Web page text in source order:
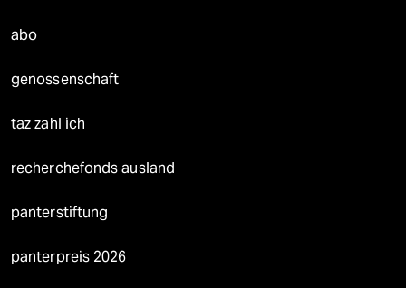
abo
genossenschaft
taz zahl ich
recherchefonds ausland
panterstiftung
panterpreis 2026